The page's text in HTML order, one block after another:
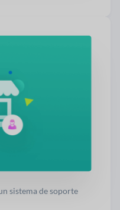
sistema de soporte